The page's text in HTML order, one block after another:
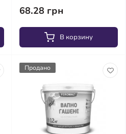
68.28 грн
В корзину
Продано